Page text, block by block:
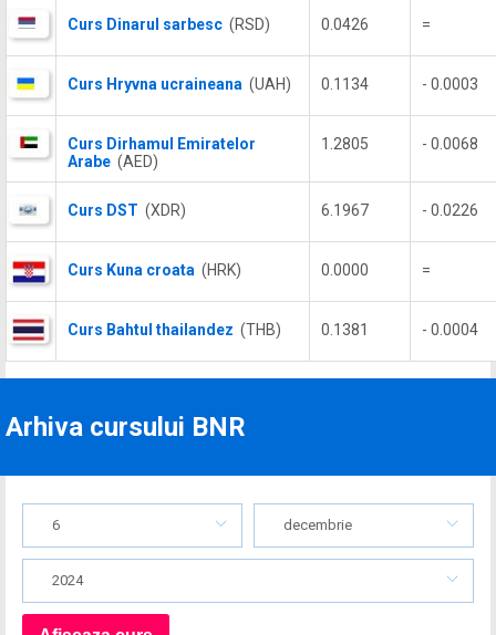
Curs Dinarul sarbesc (RSD) 0.0426 =
Curs Hryvna ucraineana (UAH) 0.1134 - 0.0003
Curs Dirhamul Emiratelor
Arabe (AED)
1.2805 - 0.0068
Curs DST (XDR) 6.1967 - 0.0226
Curs Kuna croata (HRK) 0.0000 =
Curs Bahtul thailandez (THB) 0.1381 - 0.0004
Arhiva cursului BNR
6 decembrie
2024